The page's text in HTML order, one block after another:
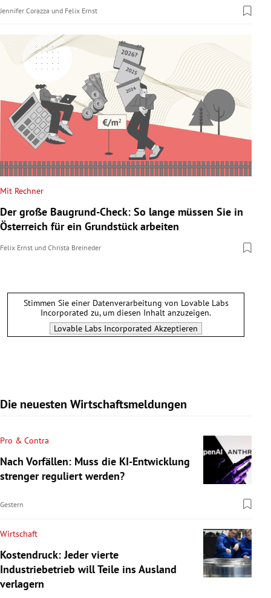
Jennifer Corazza und Felix Ernst
Mit Rechner
Der große Baugrund-Check: So lange müssen Sie in
Österreich für ein Grundstück arbeiten
Felix Ernst und Christa Breineder
Stimmen Sie einer Datenverarbeitung von Lovable Labs
Incorporated zu, um diesen Inhalt anzuzeigen.
Lovable Labs Incorporated Akzeptieren
Die neuesten Wirtschaftsmeldungen
Pro & Contra
Nach Vorfällen: Muss die KI-Entwicklung
strenger reguliert werden?
Gestern
Wirtschaft
Kostendruck: Jeder vierte
Industriebetrieb will Teile ins Ausland
verlagern